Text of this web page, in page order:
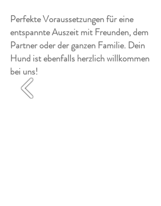
Perfekte Voraussetzungen für eine
entspannte Auszeit mit Freunden, dem
Partner oder der ganzen Familie. Dein
Hund ist ebenfalls herzlich willkommen
bei uns!